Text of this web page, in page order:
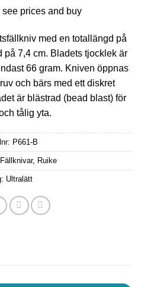
prices and buy
med en totallängd på
på 7,4 cm. Bladets tjocklek är
66 gram. Kniven öppnas
och bärs med ett diskret
är blästrad (bead blast) för
tålig yta.
P661-B
Fällknivar, Ruike
Ultralätt